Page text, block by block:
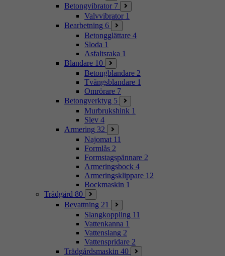
Betongvibrator 7
Valvvibrator 1
Bearbetning 6
Betongglättare 4
Sloda 1
Asfaltsraka 1
Blandare 10
Betongblandare 2
Tvångsblandare 1
Omrörare 7
Betongverktyg 5
Murbrukshink 1
Slev 4
Armering 32
Najomat 11
Formlås 2
Formstagspännare 2
Armeringsbock 4
Armeringsklippare 12
Bockmaskin 1
Trädgård 80
Bevattning 21
Slangkoppling 11
Vattenkanna 1
Vattenslang 2
Vattenspridare 2
Trädgårdsmaskin 40